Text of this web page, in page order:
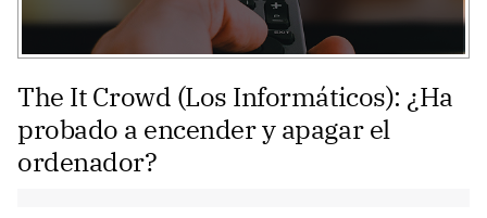
The It Crowd (Los Informáticos): ¿Ha
probado a encender y apagar el
ordenador?